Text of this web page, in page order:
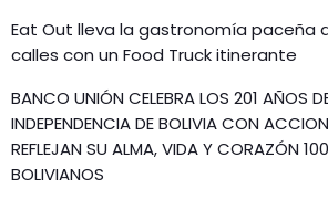
Eat Out lleva la gastronomía paceña
calles con un Food Truck itinerante
BANCO UNIÓN CELEBRA LOS 201 AÑOS
INDEPENDENCIA DE BOLIVIA CON
REFLEJAN SU ALMA, VIDA Y CORAZÓN
BOLIVIANOS